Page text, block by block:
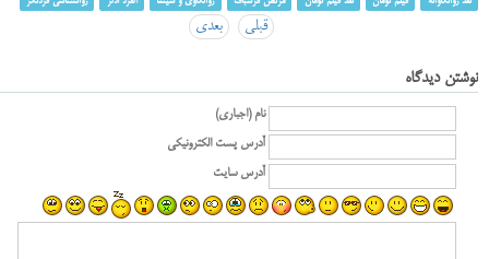
قبلی بعدی
نوشتن دیدگاه
نام (اجباری)
آدرس پست الکترونیکی
آدرس سایت